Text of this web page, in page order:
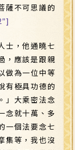
薩不可思議的
士，他通曉七
，應該是跟親
做為一位中等
有極具功德的
」大乘密法念
念就十萬、多
一個法要念七
集等，我也沒